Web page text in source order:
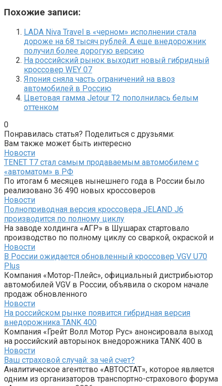
Похожие записи:
LADA Niva Travel в «черном» исполнении стала
дороже на 68 тысяч рублей. А еще внедорожник
получил более дорогую версию
На российский рынок выходит новый гибридный
кроссовер WEY 07
Япония сняла часть ограничений на ввоз
автомобилей в Россию
Цветовая гамма Jetour T2 пополнилась белым
оттенком
0
Понравилась статья? Поделиться с друзьями:
Вам также может быть интересно
Новости
TENET T7 стал самым продаваемым автомобилем с
«автоматом» в РФ
По итогам 6 месяцев нынешнего года в России было
реализовано 36 490 новых кроссоверов
Новости
Полноприводная версия кроссовера JELAND J6
производится по полному циклу
На заводе холдинга «АГР» в Шушарах стартовало
производство по полному циклу со сваркой, окраской и
Новости
В России ожидается обновленный кроссовер VGV U70
Plus
Компания «Мотор-Плейс», официальный дистрибьютор
автомобилей VGV в России, объявила о скором начале
продаж обновленного
Новости
На российском рынке появится гибридная версия
внедорожника TANK 400
Компания «Грейт Волл Мотор Рус» анонсировала выход
на российский авторынок внедорожника TANK 400 в
Новости
Ваш страховой случай: за чей счет?
Аналитическое агентство «АВТОСТАТ», которое является
одним из организаторов транспортно-страхового форума